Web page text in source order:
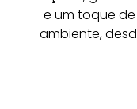
e um toque
ambiente,